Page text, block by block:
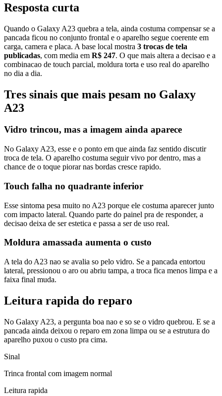
Resposta curta
Quando o Galaxy A23 quebra a tela, ainda costuma compensar se a
pancada ficou no conjunto frontal e o aparelho segue coerente em
carga, camera e placa. A base local mostra 3 trocas de tela
publicadas, com media em R$ 247. O que mais altera a decisao e a
combinacao de touch parcial, moldura torta e uso real do aparelho
no dia a dia.
Tres sinais que mais pesam no Galaxy
A23
Vidro trincou, mas a imagem ainda aparece
No Galaxy A23, esse e o ponto em que ainda faz sentido discutir
troca de tela. O aparelho costuma seguir vivo por dentro, mas a
chance de o toque piorar nas bordas cresce rapido.
Touch falha no quadrante inferior
Esse sintoma pesa muito no A23 porque ele costuma aparecer junto
com impacto lateral. Quando parte do painel pra de responder, a
decisao deixa de ser estetica e passa a ser de uso real.
Moldura amassada aumenta o custo
A tela do A23 nao se avalia so pelo vidro. Se a pancada entortou
lateral, pressionou o aro ou abriu tampa, a troca fica menos limpa e a
faixa final muda.
Leitura rapida do reparo
No Galaxy A23, a pergunta boa nao e so se o vidro quebrou. E se a
pancada ainda deixou o reparo em zona limpa ou se a estrutura do
aparelho puxou o custo pra cima.
Sinal
Trinca frontal com imagem normal
Leitura rapida